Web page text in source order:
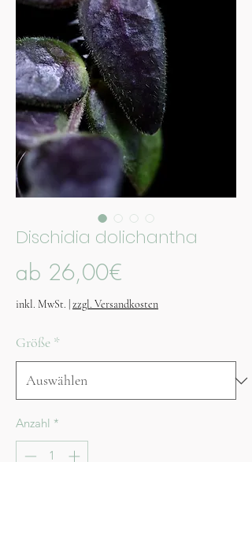
Dischidia dolichantha
ab 26,00€
Preis
inkl. MwSt. zzgl. Versandkosten
Größe *
Anzahl *